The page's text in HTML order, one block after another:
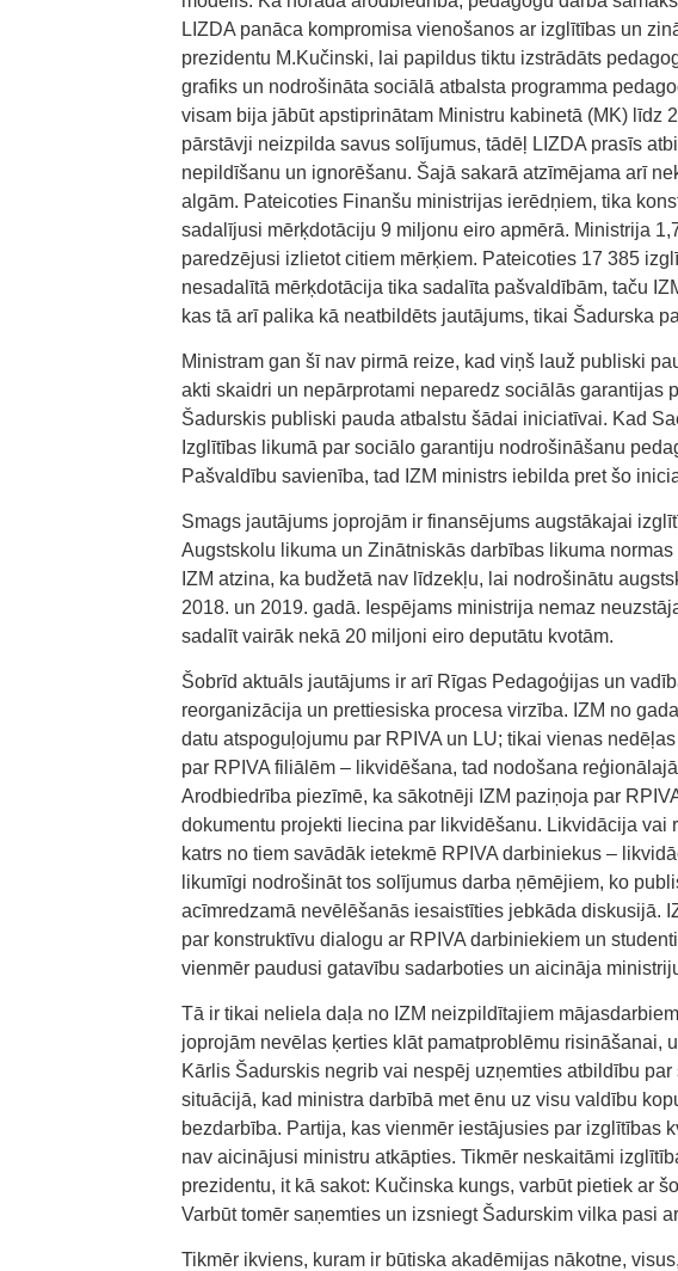
LIZDA panāca kompromisa vienošanos ar izglītības un
prezidentu M.Kučinski, lai papildus tiktu izstrādāts
grafiks un nodrošināta sociālā atbalsta programma
visam bija jābūt apstiprinātam Ministru kabinetā (MK) līdz
pārstāvji neizpilda savus solījumus, tādēļ LIZDA prasīs
nepildīšanu un ignorēšanu. Šajā sakarā atzīmējama arī
algām. Pateicoties Finanšu ministrijas ierēdņiem, tika
sadalījusi mērķdotāciju 9 miljonu eiro apmērā. Ministrija
paredzējusi izlietot citiem mērķiem. Pateicoties 17 385
nesadalītā mērķdotācija tika sadalīta pašvaldībām, taču
kas tā arī palika kā neatbildēts jautājums, tikai Šadurska
Ministram gan šī nav pirmā reize, kad viņš lauž publiski
akti skaidri un nepārprotami neparedz sociālās garantijas
Šadurskis publiski pauda atbalstu šādai iniciatīvai. Kad
Izglītības likumā par sociālo garantiju nodrošināšanu
Pašvaldību savienība, tad IZM ministrs iebilda pret šo
Smags jautājums joprojām ir finansējums augstākajai
Augstskolu likuma un Zinātniskās darbības likuma
IZM atzina, ka budžetā nav līdzekļu, lai nodrošinātu
2018. un 2019. gadā. Iespējams ministrija nemaz
sadalīt vairāk nekā 20 miljoni eiro deputātu kvotām.
Šobrīd aktuāls jautājums ir arī Rīgas Pedagoģijas un
reorganizācija un prettiesiska procesa virzība. IZM no
datu atspoguļojumu par RPIVA un LU; tikai vienas
par RPIVA filiālēm – likvidēšana, tad nodošana
Arodbiedrība piezīmē, ka sākotnēji IZM paziņoja par
dokumentu projekti liecina par likvidēšanu. Likvidācija vai
katrs no tiem savādāk ietekmē RPIVA darbiniekus –
likumīgi nodrošināt tos solījumus darba ņēmējiem, ko
acīmredzamā nevēlēšanās iesaistīties jebkāda diskusijā.
par konstruktīvu dialogu ar RPIVA darbiniekiem un
vienmēr paudusi gatavību sadarboties un aicināja
Tā ir tikai neliela daļa no IZM neizpildītajiem
joprojām nevēlas ķerties klāt pamatproblēmu risināšanai,
Kārlis Šadurskis negrib vai nespēj uzņemties atbildību
situācijā, kad ministra darbībā met ēnu uz visu valdību
bezdarbība. Partija, kas vienmēr iestājusies par izglītības
nav aicinājusi ministru atkāpties. Tikmēr neskaitāmi
prezidentu, it kā sakot: Kučinska kungs, varbūt pietiek ar
Varbūt tomēr saņemties un izsniegt Šadurskim vilka pasi
Tikmēr ikviens, kuram ir būtiska akadēmijas nākotne,